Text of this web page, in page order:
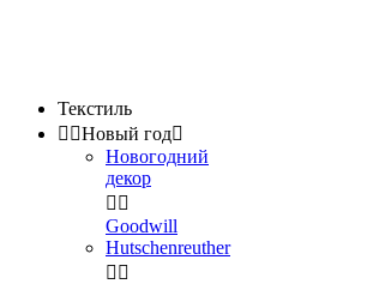
Текстиль
 Новый год
Новогодний
декор
 
Goodwill
Hutschenreuther
 